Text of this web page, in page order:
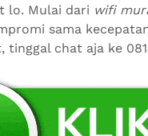
lo. Mulai dari wifi
sama
tinggal chat aja ke